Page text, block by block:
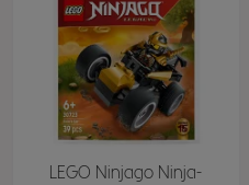
LEGO Ninjago Ninja-